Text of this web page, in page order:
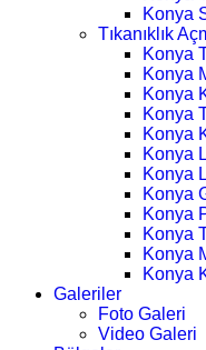
Konya
Tıkanıklık
Konya
Konya
Konya
Konya
Konya
Konya
Konya
Konya
Konya
Konya
Konya
Konya
Galeriler
Foto Galeri
Video Galeri